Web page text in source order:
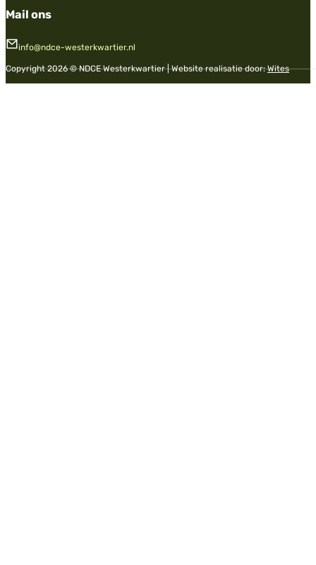
Mail ons
info@ndce-westerkwartier.nl
Copyright 2026 © NDCE Westerkwartier | Website realisatie door:Wites